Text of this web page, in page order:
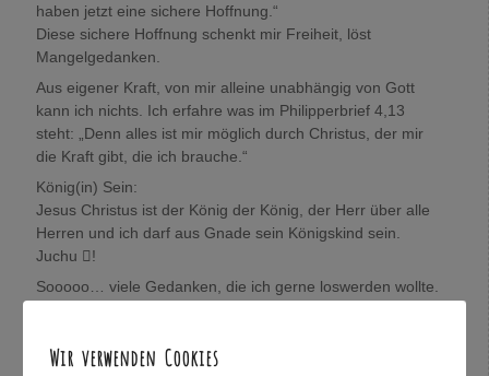
haben jetzt eine sichere Hoffnung.“
Diese sichere Hoffnung schenkt mir Freiheit, löst
Mangelgedanken.
Aus eigener Kraft, von mir alleine unabhängig von Gott
kann ich nichts. Ich erfahre was im Philipperbrief 4,13
steht: „Denn alles ist mir möglich durch Christus, der mir
die Kraft gibt, die ich brauche.“
König(in) Sein:
Jesus Christus ist der König der König, der Herr über alle
Herren und ich darf aus Gnade sein Königskind sein.
Juchu !
Sooooo… viele Gedanken, die ich gerne loswerden wollte.
In Verbundenheit,
Wir verwenden Cookies